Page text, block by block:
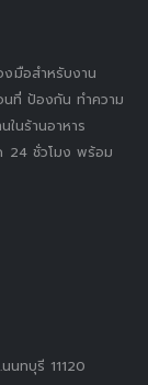
มือสำหรับงาน
ที่ ป้องกัน ทำความ
ในร้านอาหาร
24 ชั่วโมง พร้อม
ทบุรี 11120